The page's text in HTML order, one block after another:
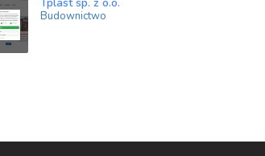
Budownictwo